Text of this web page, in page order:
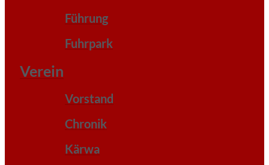
Führung
Fuhrpark
Verein
Vorstand
Chronik
Kärwa